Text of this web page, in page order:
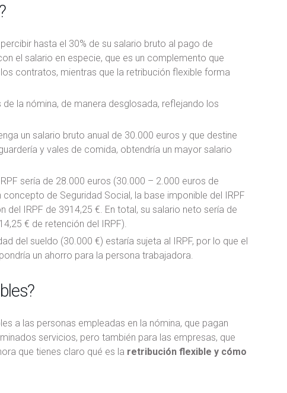
hasta el 30% de su salario bruto al pago de
el salario en especie, que es un complemento que
contratos, mientras que la retribución flexible forma
la nómina, de manera desglosada, reflejando los
un salario bruto anual de 30.000 euros y que destine
y vales de comida, obtendría un mayor salario
sería de 28.000 euros (30.000 – 2.000 euros de
de Seguridad Social, la base imponible del IRPF
IRPF de 3914,25 €. En total, su salario neto sería de
€ de retención del IRPF).
del sueldo (30.000 €) estaría sujeta al IRPF, por lo que el
un ahorro para la persona trabajadora.
a las personas empleadas en la nómina, que pagan
servicios, pero también para las empresas, que
que tienes claro qué es la retribución flexible y cómo